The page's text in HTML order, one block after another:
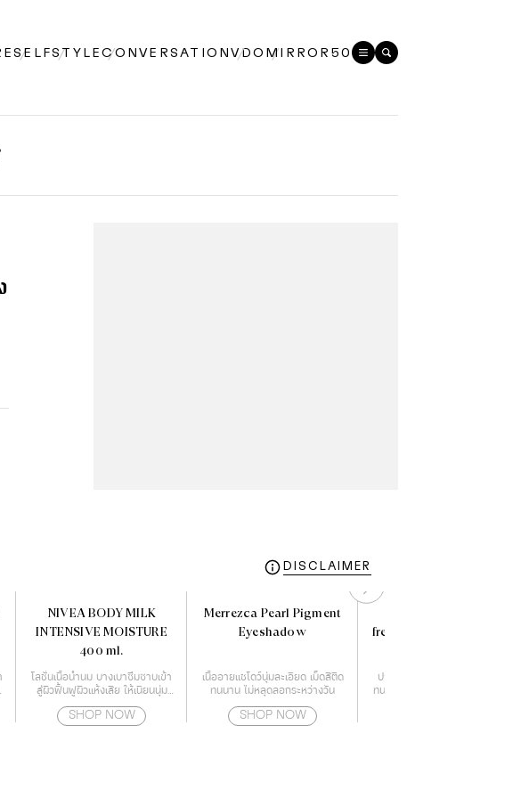
SELFSTYLE VDO
CONVERSATION MIRROR50
DISCLAIMER
NIVEA BODY MILK
INTENSIVE MOISTURE
400 ml.
โลชั่นเนื้อน้ำนม บางเบาซึมซาบเข้า
สู่ผิวฟื้นฟูผิวแห้งเสีย ให้เนียนนุ่ม
Essence
SHOP NOW
Merrezca Pearl Pigment
Eyeshadow
เนื้ออายแชโดว์นุ่มละเอียด เม็ดสีติด
ทนนาน ไม่หลุดลอกระหว่างวัน
SHOP NOW
fresh wear foundation in
ปกปิดเรียบเนียนไร้ที่ติ คุมมัน ติด
ทนตลอดวัน ทนน้ำ ทนเหงื่อ ไม่เป็น